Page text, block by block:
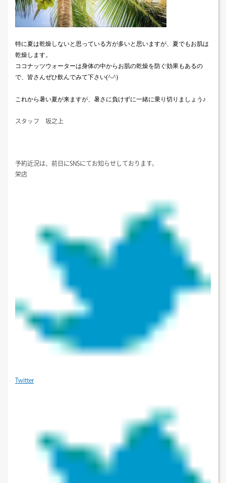
特に夏は乾燥しないと思っている方が多いと思いますが、夏でもお肌は
乾燥します。
ココナッツウォーターは身体の中からお肌の乾燥を防ぐ効果もあるの
で、皆さんぜひ飲んでみて下さい(^-^)
これから暑い夏が来ますが、暑さに負けずに一緒に乗り切りましょう♪
スタッフ 坂之上
予約近況は、前日にSNSにてお知らせしております。
栄店
Twitter